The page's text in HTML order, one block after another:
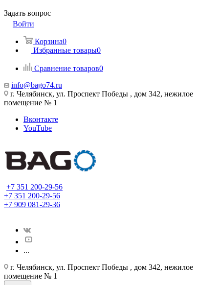
Задать вопрос
Войти
Корзина0
Избранные товары0
Сравнение товаров0
info@bago74.ru
г. Челябинск, ул. Проспект Победы , дом 342, нежилое
помещение № 1
Вконтакте
YouTube
+7 351 200-29-56
+7 351 200-29-56
+7 909 081-29-36
...
г. Челябинск, ул. Проспект Победы , дом 342, нежилое
помещение № 1